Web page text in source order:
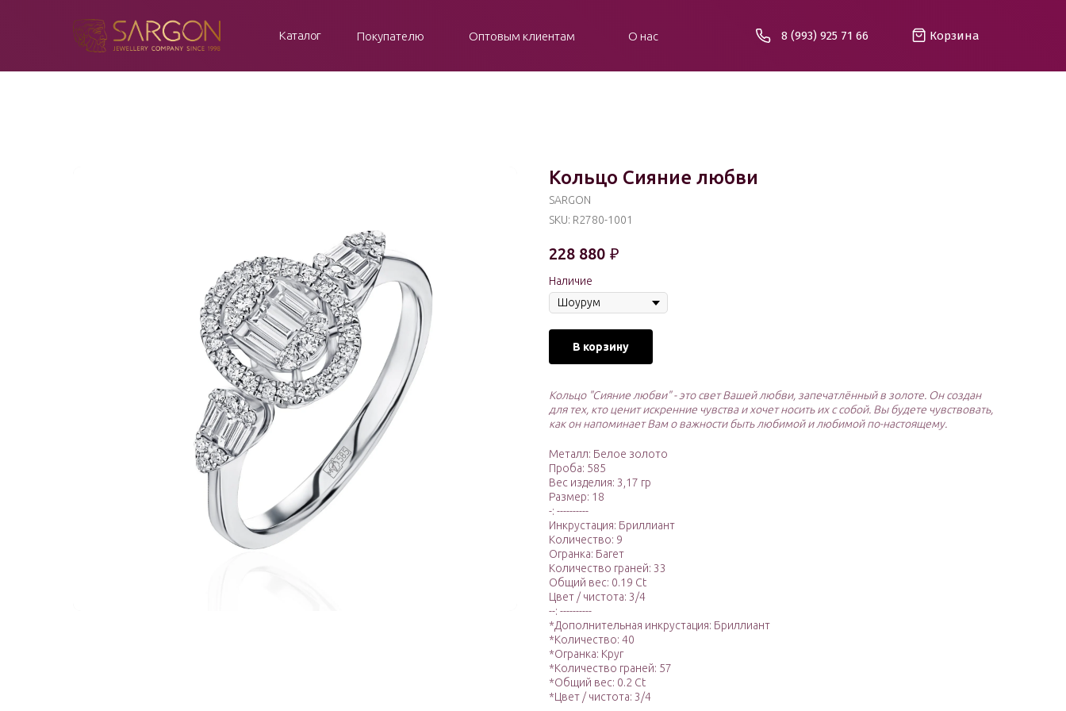
8 (993) 925 71 66 Корзина
О нас
Покупателю Оптовым клиентам
Каталог
Кольцо Сияние любви
SARGON
SKU: R2780-1001
228 880 ₽
Наличие
В корзину
Кольцо "Сияние любви" - это свет Вашей любви, запечатлённый в золоте. Он создан
для тех, кто ценит искренние чувства и хочет носить их с собой. Вы будете чувствовать,
как он напоминает Вам о важности быть любимой и любимой по-настоящему.
Металл: Белое золото
Проба: 585
Вес изделия: 3,17 гр
Размер: 18
-: ----------
Инкрустация: Бриллиант
Количество: 9
Огранка: Багет
Количество граней: 33
Общий вес: 0.19 Ct
Цвет / чистота: 3/4
--: ----------
*Дополнительная инкрустация: Бриллиант
*Количество: 40
*Огранка: Круг
*Количество граней: 57
*Общий вес: 0.2 Ct
*Цвет / чистота: 3/4